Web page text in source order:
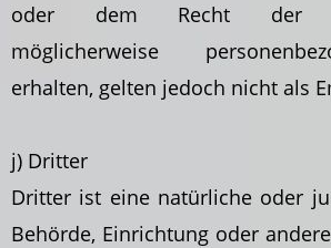
oder dem Recht der
möglicherweise
erhalten, gelten jedoch nicht als
j) Dritter
Dritter ist eine natürliche oder
Behörde, Einrichtung oder